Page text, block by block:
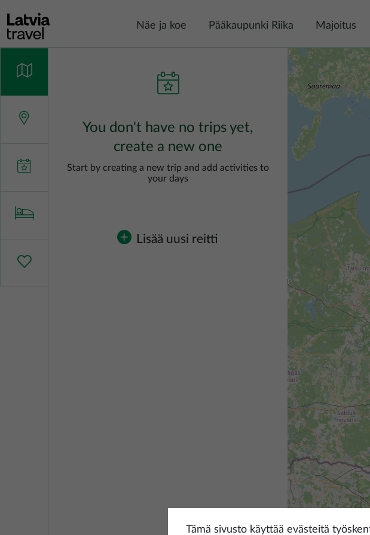
Näe ja koe Pääkaupunki Riika Majoitus
You don't have no trips yet,
create a new one
Start by creating a new trip and add activities to
your days
Lisää uusi reitti
Tämä sivusto käyttää evästeitä